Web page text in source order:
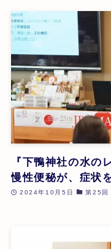
『下鴨神社の水の
慢性便秘が、症状
皮膚炎様の症状が
2024年10月5日 第25回